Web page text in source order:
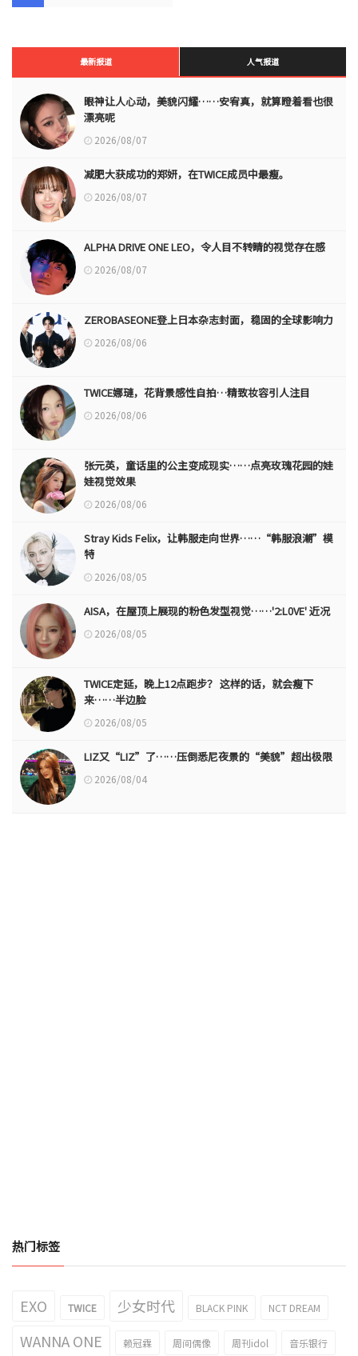
最新报道 人气报道
眼神让人心动，美貌闪耀……安宥真，就算瞪着看也很
漂亮呢
2026/08/07
减肥大获成功的郑妍，在TWICE成员中最瘦。
2026/08/07
ALPHA DRIVE ONE LEO，令人目不转睛的视觉存在感
2026/08/07
ZEROBASEONE登上日本杂志封面，稳固的全球影响力
2026/08/06
TWICE娜璉，花背景感性自拍…精致妆容引人注目
2026/08/06
张元英，童话里的公主变成现实……点亮玫瑰花园的娃
娃视觉效果
2026/08/06
Stray Kids Felix，让韩服走向世界……“韩服浪潮”模
特
2026/08/05
AISA，在屋顶上展现的粉色发型视觉……'2:L0VE' 近况
2026/08/05
TWICE定延，晚上12点跑步？ 这样的话，就会瘦下
来……半边脸
2026/08/05
LIZ又“LIZ”了……压倒悉尼夜景的“美貌”超出极限
2026/08/04
热门标签
EXO TWICE 少女时代 BLACK PINK NCT DREAM
WANNA ONE 赖冠霖 周间偶像 周刊idol 音乐银行